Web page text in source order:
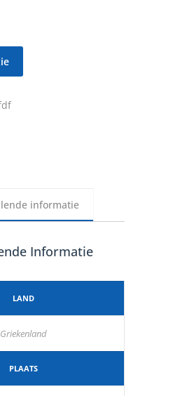
informatie
Informatie
LAND
Griekenland
PLAATS